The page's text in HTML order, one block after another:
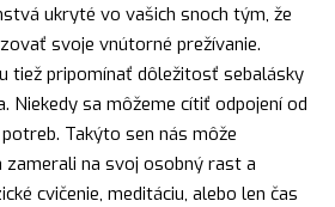
ukryté vo vašich snoch tým, že
svoje vnútorné prežívanie.
tiež pripomínať dôležitosť sebalásky
Niekedy sa môžeme cítiť odpojení od
Takýto sen nás môže
zamerali na svoj osobný rast a
cvičenie, meditáciu, alebo len čas